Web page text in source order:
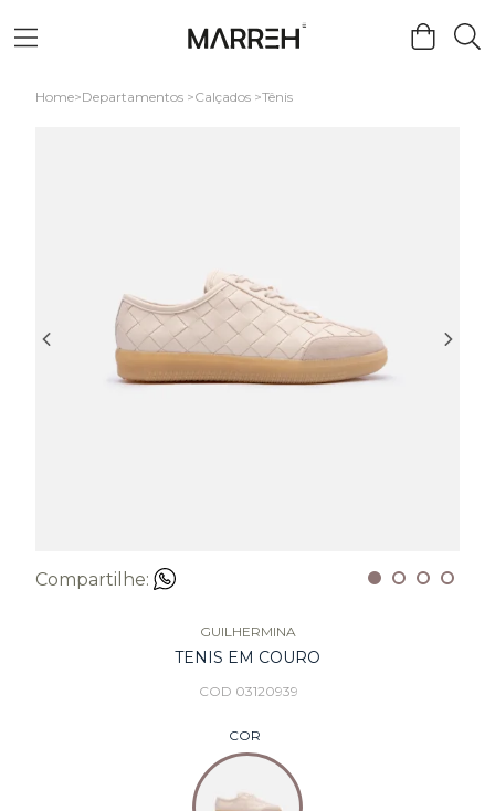
Home Departamentos Calçados Tênis
Compartilhe:
GUILHERMINA
TENIS EM COURO
COD 03120939
COR